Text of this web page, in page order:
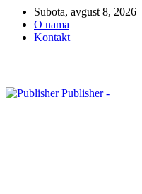
Subota, avgust 8, 2026
O nama
Kontakt
Publisher -